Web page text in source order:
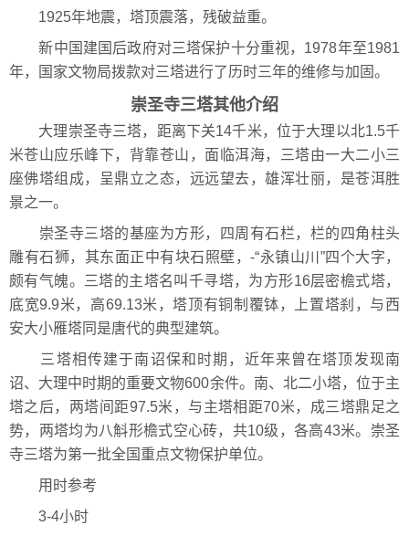
1925年地震，塔顶震落，残破益重。
新中国建国后政府对三塔保护十分重视，1978年至1981
年，国家文物局拨款对三塔进行了历时三年的维修与加固。
崇圣寺三塔其他介绍
大理崇圣寺三塔，距离下关14千米，位于大理以北1.5千
米苍山应乐峰下，背靠苍山，面临洱海，三塔由一大二小三
座佛塔组成，呈鼎立之态，远远望去，雄浑壮丽，是苍洱胜
景之一。
崇圣寺三塔的基座为方形，四周有石栏，栏的四角柱头
雕有石狮，其东面正中有块石照壁，-“永镇山川”四个大字，
颇有气魄。三塔的主塔名叫千寻塔，为方形16层密檐式塔，
底宽9.9米，高69.13米，塔顶有铜制覆钵，上置塔刹，与西
安大小雁塔同是唐代的典型建筑。
三塔相传建于南诏保和时期，近年来曾在塔顶发现南
诏、大理中时期的重要文物600余件。南、北二小塔，位于主
塔之后，两塔间距97.5米，与主塔相距70米，成三塔鼎足之
势，两塔均为八斛形檐式空心砖，共10级，各高43米。崇圣
寺三塔为第一批全国重点文物保护单位。
用时参考
3-4小时